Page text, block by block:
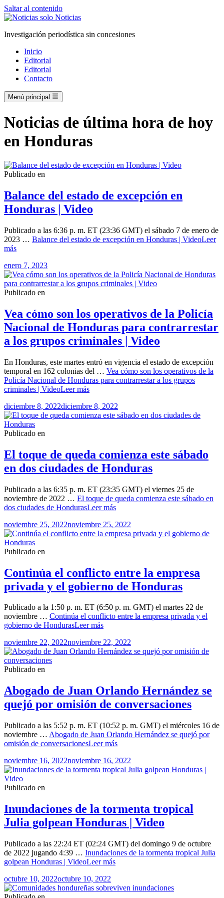
Saltar al contenido
Investigación periodística sin concesiones
Inicio
Editorial
Editorial
Contacto
Menú principal
Noticias de última hora de hoy
en Honduras
Publicado en
Balance del estado de excepción en
Honduras | Video
Publicado a las 6:36 p. m. ET (23:36 GMT) el sábado 7 de enero de
2023 … Balance del estado de excepción en Honduras | VideoLeer
más
enero 7, 2023
Publicado en
Vea cómo son los operativos de la Policía
Nacional de Honduras para contrarrestar
a los grupos criminales | Video
En Honduras, este martes entró en vigencia el estado de excepción
temporal en 162 colonias del … Vea cómo son los operativos de la
Policía Nacional de Honduras para contrarrestar a los grupos
criminales | VideoLeer más
diciembre 8, 2022diciembre 8, 2022
Publicado en
El toque de queda comienza este sábado
en dos ciudades de Honduras
Publicado a las 6:35 p. m. ET (23:35 GMT) el viernes 25 de
noviembre de 2022 … El toque de queda comienza este sábado en
dos ciudades de HondurasLeer más
noviembre 25, 2022noviembre 25, 2022
Publicado en
Continúa el conflicto entre la empresa
privada y el gobierno de Honduras
Publicado a la 1:50 p. m. ET (6:50 p. m. GMT) el martes 22 de
noviembre … Continúa el conflicto entre la empresa privada y el
gobierno de HondurasLeer más
noviembre 22, 2022noviembre 22, 2022
Publicado en
Abogado de Juan Orlando Hernández se
quejó por omisión de conversaciones
Publicado a las 5:52 p. m. ET (10:52 p. m. GMT) el miércoles 16 de
noviembre … Abogado de Juan Orlando Hernández se quejó por
omisión de conversacionesLeer más
noviembre 16, 2022noviembre 16, 2022
Publicado en
Inundaciones de la tormenta tropical
Julia golpean Honduras | Video
Publicado a las 22:24 ET (02:24 GMT) del domingo 9 de octubre
de 2022 jugando 4:39 … Inundaciones de la tormenta tropical Julia
golpean Honduras | VideoLeer más
octubre 10, 2022octubre 10, 2022